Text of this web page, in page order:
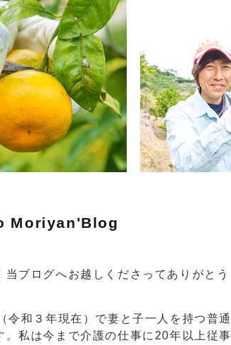
Moriyan'Blog
当ブログへお越しくださってありがとう
令和３年現在）で妻と子一人を持つ普通
。私は今まで介護の仕事に20年以上従事